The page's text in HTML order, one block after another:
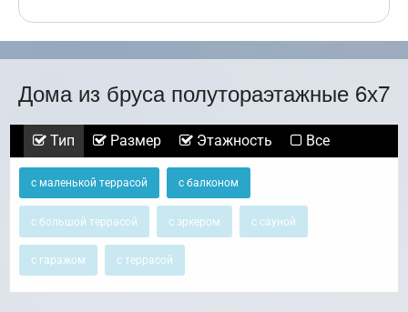
Дома из бруса полутораэтажные 6х7
Тип Размер Этажность Все
с маленькой террасой с балконом
с большой террасой с эркером с сауной
с гаражом с террасой